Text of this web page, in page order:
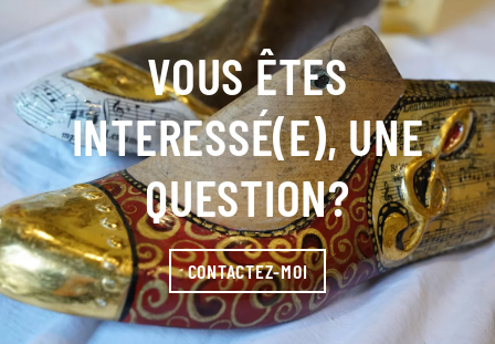
VOUS ÊTES
INTERESSÉ(E), UNE
QUESTION?
CONTACTEZ-MOI